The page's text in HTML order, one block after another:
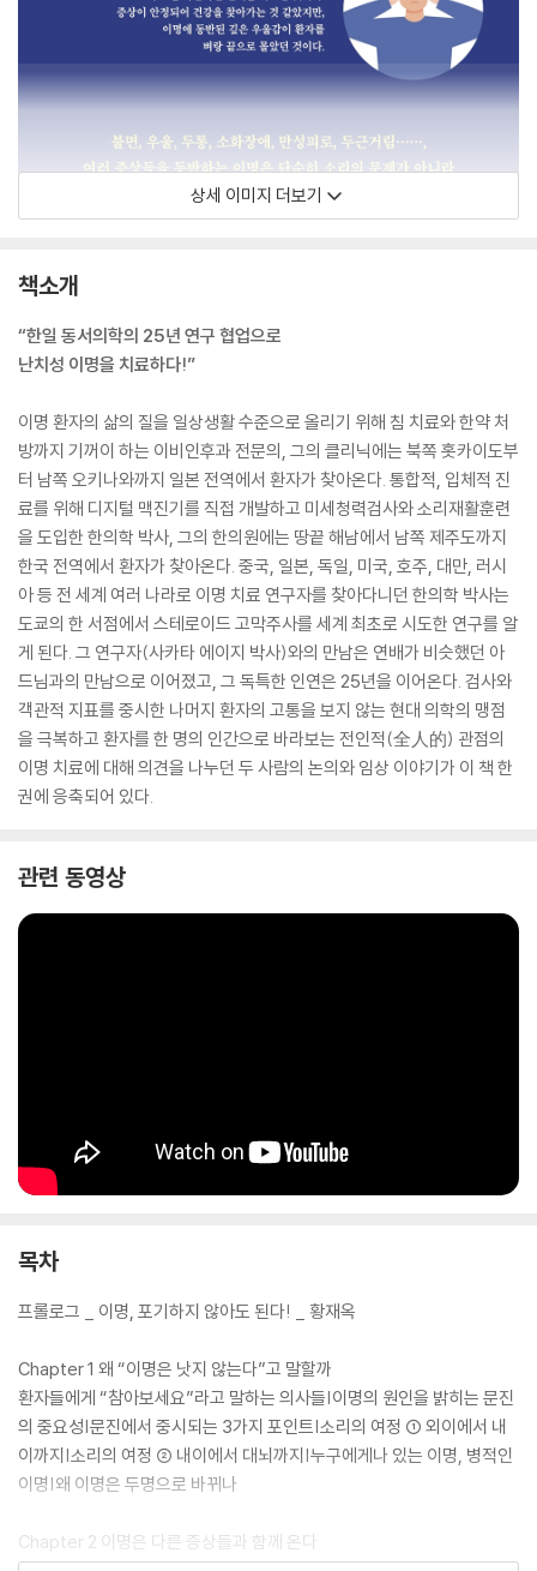
상세 이미지 더보기
책소개
“한일 동서의학의 25년 연구 협업으로
난치성 이명을 치료하다!”
이명 환자의 삶의 질을 일상생활 수준으로 올리기 위해 침 치료와 한약 처
방까지 기꺼이 하는 이비인후과 전문의, 그의 클리닉에는 북쪽 홋카이도부
터 남쪽 오키나와까지 일본 전역에서 환자가 찾아온다. 통합적, 입체적 진
료를 위해 디지털 맥진기를 직접 개발하고 미세청력검사와 소리재활훈련
을 도입한 한의학 박사, 그의 한의원에는 땅끝 해남에서 남쪽 제주도까지
한국 전역에서 환자가 찾아온다. 중국, 일본, 독일, 미국, 호주, 대만, 러시
아 등 전 세계 여러 나라로 이명 치료 연구자를 찾아다니던 한의학 박사는
도쿄의 한 서점에서 스테로이드 고막주사를 세계 최초로 시도한 연구를 알
게 된다. 그 연구자(사카타 에이지 박사)와의 만남은 연배가 비슷했던 아
드님과의 만남으로 이어졌고, 그 독특한 인연은 25년을 이어온다. 검사와
객관적 지표를 중시한 나머지 환자의 고통을 보지 않는 현대 의학의 맹점
을 극복하고 환자를 한 명의 인간으로 바라보는 전인적(全人的) 관점의
이명 치료에 대해 의견을 나누던 두 사람의 논의와 임상 이야기가 이 책 한
권에 응축되어 있다.
관련 동영상
목차
프롤로그 _ 이명, 포기하지 않아도 된다! _ 황재옥
Chapter 1 왜 “이명은 낫지 않는다”고 말할까
환자들에게 “참아보세요”라고 말하는 의사들|이명의 원인을 밝히는 문진
의 중요성|문진에서 중시되는 3가지 포인트|소리의 여정 ① 외이에서 내
이까지|소리의 여정 ② 내이에서 대뇌까지|누구에게나 있는 이명, 병적인
이명|왜 이명은 두명으로 바뀌나
Chapter 2 이명은 다른 증상들과 함께 온다